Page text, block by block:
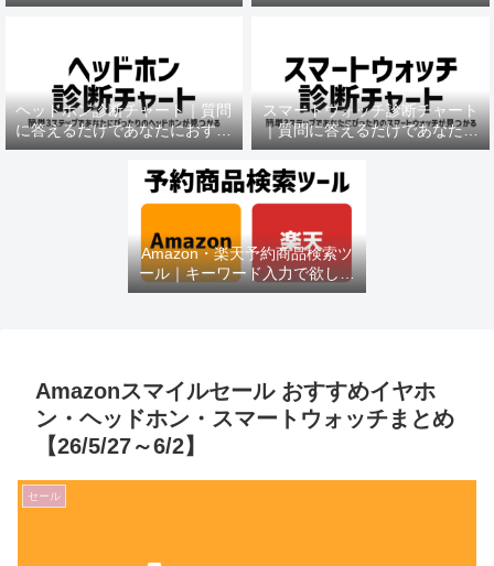
におすすめの機種がわかる
すめの機種がわかる
ヘッドホン診断チャート｜質問
に答えるだけであなたにおすす
めの機種がわかる
スマートウォッチ診断チャート
｜質問に答えるだけであなたに
おすすめの機種がわかる
Amazon・楽天予約商品検索ツ
ール｜キーワード入力で欲しい
商品を即チェック
Amazonスマイルセール おすすめイヤホ
ン・ヘッドホン・スマートウォッチまとめ
【26/5/27～6/2】
セール